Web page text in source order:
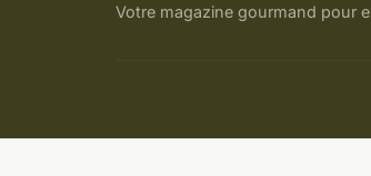
Votre magazine gourmand pour